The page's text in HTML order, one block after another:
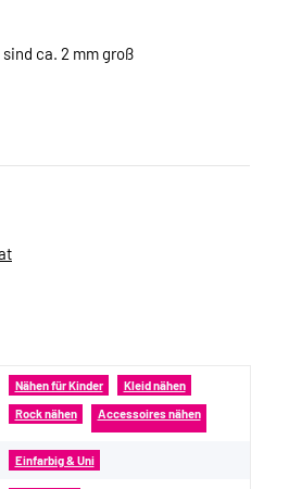
ca. 2 mm groß
Nähen für Kinder Kleid nähen
Rock nähen Accessoires nähen
Einfarbig & Uni